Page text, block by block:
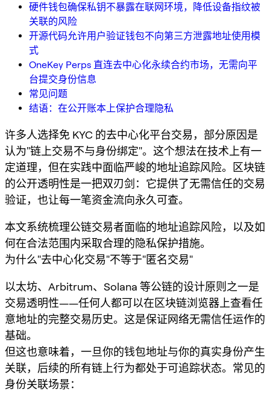
硬件钱包确保私钥不暴露在联网环境，降低设备指纹被
关联的风险
开源代码允许用户验证钱包不向第三方泄露地址使用模
式
OneKey Perps 直连去中心化永续合约市场，无需向平
台提交身份信息
常见问题
结语：在公开账本上保护合理隐私
许多人选择免 KYC 的去中心化平台交易，部分原因是
认为"链上交易不与身份绑定"。这个想法在技术上有一
定道理，但在实践中面临严峻的地址追踪风险。区块链
的公开透明性是一把双刃剑：它提供了无需信任的交易
验证，也让每一笔资金流向永久可查。
本文系统梳理公链交易者面临的地址追踪风险，以及如
何在合法范围内采取合理的隐私保护措施。
为什么"去中心化交易"不等于"匿名交易"
以太坊、Arbitrum、Solana 等公链的设计原则之一是
交易透明性——任何人都可以在区块链浏览器上查看任
意地址的完整交易历史。这是保证网络无需信任运作的
基础。
但这也意味着，一旦你的钱包地址与你的真实身份产生
关联，后续的所有链上行为都处于可追踪状态。常见的
身份关联场景：